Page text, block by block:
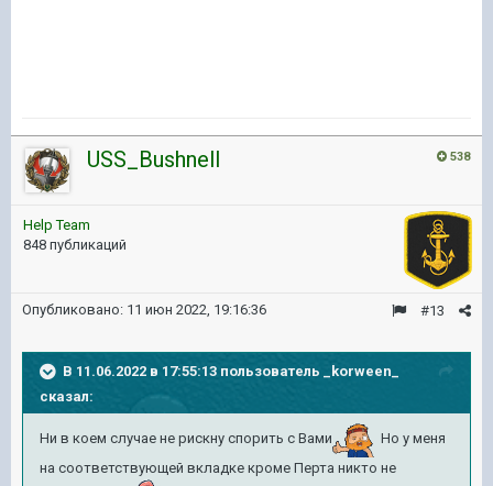
538
USS_Bushnell
Help Team
848 публикаций
#13
Опубликовано: 11 июн 2022, 19:16:36
В 11.06.2022 в 17:55:13 пользователь
_korween_
сказал:
Ни в коем случае не рискну спорить с Вами
Но у меня
на соответствующей вкладке кроме Перта никто не